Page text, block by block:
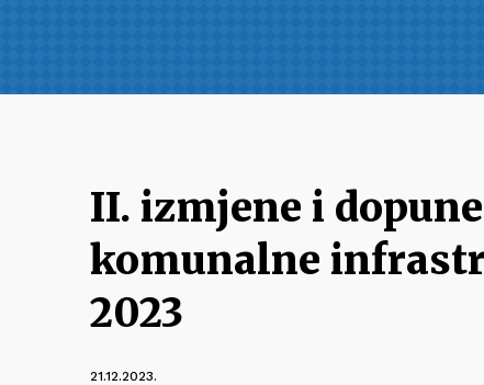
II. izmjene i
komunalne
2023
21.12.2023.